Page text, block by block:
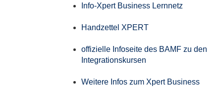
Info-Xpert Business Lernnetz
Handzettel XPERT
offizielle Infoseite des BAMF zu den
Integrationskursen
Weitere Infos zum Xpert Business